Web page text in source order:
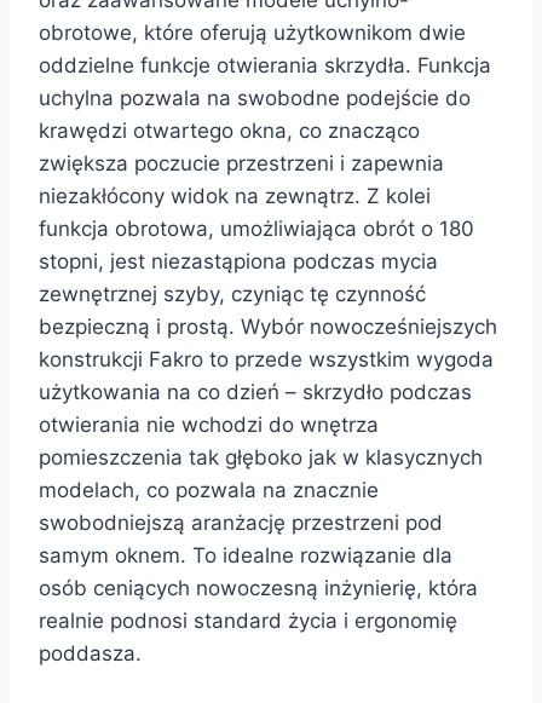
obrotowe, które oferują użytkownikom dwie
oddzielne funkcje otwierania skrzydła. Funkcja
uchylna pozwala na swobodne podejście do
krawędzi otwartego okna, co znacząco
zwiększa poczucie przestrzeni i zapewnia
niezakłócony widok na zewnątrz. Z kolei
funkcja obrotowa, umożliwiająca obrót o 180
stopni, jest niezastąpiona podczas mycia
zewnętrznej szyby, czyniąc tę czynność
bezpieczną i prostą. Wybór nowocześniejszych
konstrukcji Fakro to przede wszystkim wygoda
użytkowania na co dzień – skrzydło podczas
otwierania nie wchodzi do wnętrza
pomieszczenia tak głęboko jak w klasycznych
modelach, co pozwala na znacznie
swobodniejszą aranżację przestrzeni pod
samym oknem. To idealne rozwiązanie dla
osób ceniących nowoczesną inżynierię, która
realnie podnosi standard życia i ergonomię
poddasza.